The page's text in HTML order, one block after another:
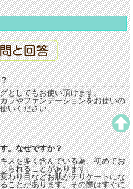
としてもお使い頂けます。
ラやファンデーションをお使いの
いください。
。なぜですか？
スを多く含んでいる為、初めてお
られることがあります。
わり目などお肌がデリケートにな
ことがあります。その際はすぐに